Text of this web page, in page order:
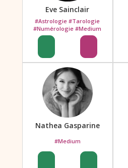
Eve Sainclair
#Astrologie #Tarologie
#Numérologie #Medium
Nathea Gasparine
#Medium